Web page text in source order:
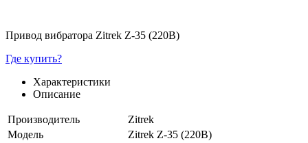
Привод вибратора Zitrek Z-35 (220В)
Где купить?
Характеристики
Описание
Производитель
Zitrek
Модель
Zitrek Z-35 (220В)